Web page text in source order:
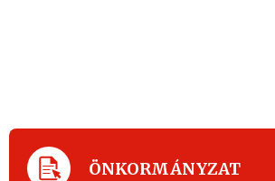
ÖNKORMÁNYZAT